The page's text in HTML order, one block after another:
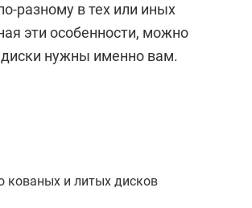
разному в тех или иных
эти особенности, можно
диски нужны именно вам.
кованых и литых дисков